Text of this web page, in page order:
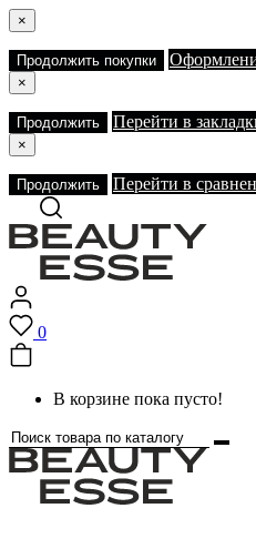
×
Продолжить покупки
×
Продолжить Перейти в
×
Продолжить Перейти в
0
В корзине пока пусто!